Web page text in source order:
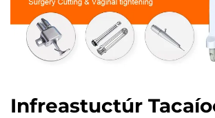
Infreastuctúr